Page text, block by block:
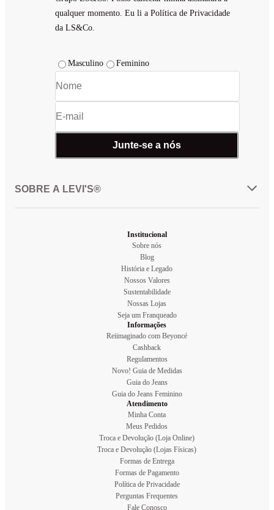
personalidade através das roupas?
Mostrar sua personalidade através das roupas é uma ótima maneira de expressar quem
• Usar estampas e padrões: Escolha peças com estampas que reflitam sua
seja ela discreta ou ousada.
acessórios
• Adaptar-se às ocasiões: Personalize seu visual de acordo com a situação,
diferentes facetas de sua personalidade.
qualquer momento. Eu li a Política de Privacidade
da LS&Co.
Masculino Feminino
Junte-se a nós
SOBRE A LEVI'S®
Institucional
Sobre nós
Blog
História e Legado
Nossos Valores
Sustentabilidade
Nossas Lojas
Seja um Franqueado
Informações
Reiimaginado com Beyoncé
Cashback
Regulamentos
Novo! Guia de Medidas
Guia do Jeans
Guia do Jeans Feminino
Atendimento
Minha Conta
Meus Pedidos
Troca e Devolução (Loja Online)
Troca e Devolução (Lojas Físicas)
Formas de Entrega
Formas de Pagamento
Política de Privacidade
Perguntas Frequentes
Fale Conosco